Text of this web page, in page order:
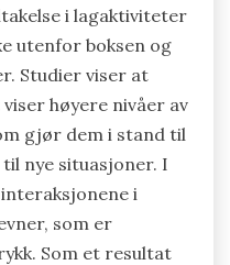
i lagaktiviteter
utenfor boksen og
Studier viser at
høyere nivåer av
gjør dem i stand til
nye situasjoner. I
i
som er
Som et resultat